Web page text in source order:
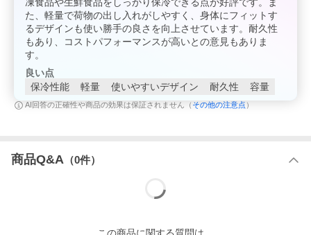
凍食品や生鮮食品をしっかり保冷できる点が好評です。ま
た、軽量で荷物の出し入れがしやすく、身体にフィットす
るデザインも使い勝手の良さを向上させています。耐久性
もあり、コストパフォーマンスが高いとの意見もありま
す。
良い点
保冷性能
軽量 使いやすいデザイン 耐久性 容量
AI回答の正確性や商品の効果は保証されません（ その他の注意点 ）
商品Q&A （0件）